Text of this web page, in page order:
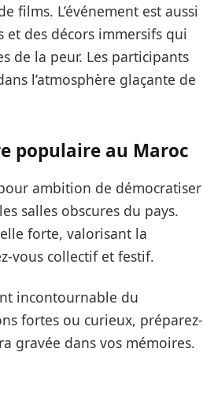
films. L’événement est aussi
des décors immersifs qui
de la peur. Les participants
l’atmosphère glaçante de
populaire au Maroc
ambition de démocratiser
salles obscures du pays.
forte, valorisant la
vous collectif et festif.
incontournable du
fortes ou curieux, préparez-
gravée dans vos mémoires.